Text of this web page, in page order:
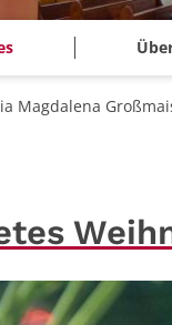
Magdalena